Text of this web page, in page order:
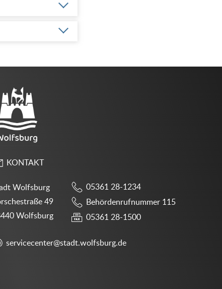
KONTAKT
Wolfsburg
49
Wolfsburg
05361 28-1234
Behördenrufnummer 115
05361 28-1500
servicecenter@stadt.wolfsburg.de